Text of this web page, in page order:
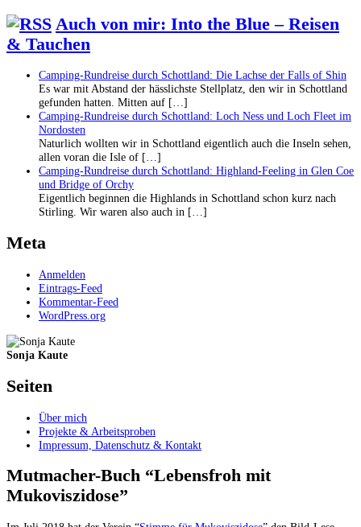
Auch von mir: Into the Blue – Reisen
& Tauchen
Camping-Rundreise durch Schottland: Die Lachse der Falls of Shin
Es war mit Abstand der hässlichste Stellplatz, den wir in Schottland
gefunden hatten. Mitten auf […]
Camping-Rundreise durch Schottland: Loch Ness und Loch Fleet im
Nordosten
Naturlich wollten wir in Schottland eigentlich auch die Inseln sehen,
allen voran die Isle of […]
Camping-Rundreise durch Schottland: Highland-Feeling in Glen Coe
und Bridge of Orchy
Eigentlich beginnen die Highlands in Schottland schon kurz nach
Stirling. Wir waren also auch in […]
Meta
Anmelden
Eintrags-Feed
Kommentar-Feed
WordPress.org
Sonja Kaute
Seiten
Über mich
Projekte & Arbeitsproben
Impressum, Datenschutz & Kontakt
Mutmacher-Buch “Lebensfroh mit
Mukoviszidose”